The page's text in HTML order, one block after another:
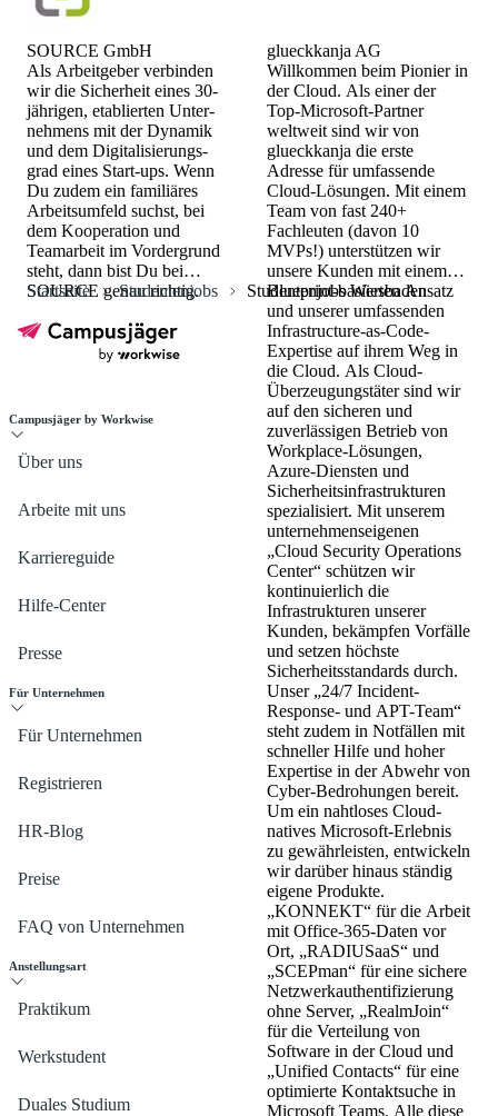
SOURCE GmbH
Als Arbeitgeber verbin­den
wir die Sicherheit eines 30-
jährigen, etablierten Unter­
nehmens mit der Dynamik
und dem Digitali­sierungs­
grad eines Start-ups. Wenn
Du zudem ein familiäres
Arbeits­umfeld suchst, bei
dem Kooperation und
Teamarbeit im Vordergrund
steht, dann bist Du bei
SOURCE genau richtig.
glueckkanja AG
Willkommen beim Pionier in
der Cloud. Als einer der
Top-Microsoft-Partner
weltweit sind wir von
glueckkanja die erste
Adresse für umfassende
Cloud-Lösungen. Mit einem
Team von fast 240+
Fachleuten (davon 10
MVPs!) unterstützen wir
unsere Kunden mit einem
Blueprint-basierten Ansatz
und unserer umfassenden
Infrastructure-as-Code-
Expertise auf ihrem Weg in
die Cloud. Als Cloud-
Überzeugungstäter sind wir
auf den sicheren und
zuverlässigen Betrieb von
Workplace-Lösungen,
Azure-Diensten und
Sicherheitsinfrastrukturen
spezialisiert. Mit unserem
unternehmenseigenen
„Cloud Security Operations
Center“ schützen wir
kontinuierlich die
Infrastrukturen unserer
Kunden, bekämpfen Vorfälle
und setzen höchste
Sicherheitsstandards durch.
Unser „24/7 Incident-
Response- und APT-Team“
steht zudem in Notfällen mit
schneller Hilfe und hoher
Expertise in der Abwehr von
Cyber-Bedrohungen bereit.
Um ein nahtloses Cloud-
natives Microsoft-Erlebnis
zu gewährleisten, entwickeln
wir darüber hinaus ständig
eigene Produkte.
„KONNEKT“ für die Arbeit
mit Office-365-Daten vor
Ort, „RADIUSaaS“ und
„SCEPman“ für eine sichere
Netzwerkauthentifizierung
ohne Server, „RealmJoin“
für die Verteilung von
Software in der Cloud und
„Unified Contacts“ für eine
optimierte Kontaktsuche in
Microsoft Teams. Alle diese
Startseite Studentenjobs Studentenjobs Wiesbaden
Campusjäger by Workwise
Über uns
Arbeite mit uns
Karriereguide
Hilfe-Center
Presse
Für Unternehmen
Für Unternehmen
Registrieren
HR-Blog
Preise
FAQ von Unternehmen
Anstellungsart
Praktikum
Werkstudent
Duales Studium